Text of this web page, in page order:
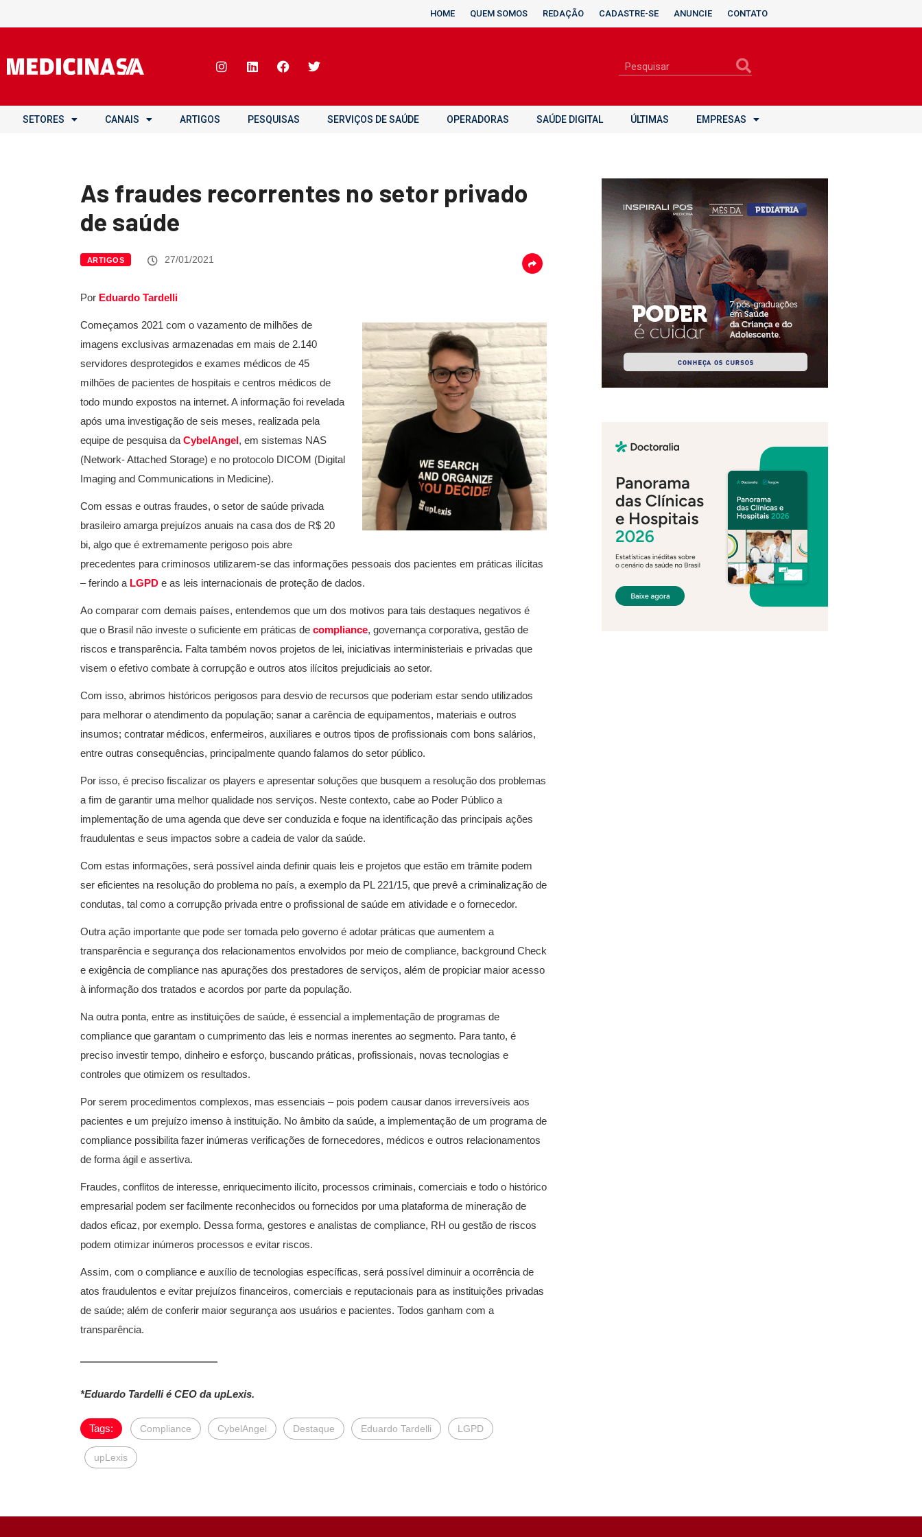
HOME QUEM SOMOS REDAÇÃO CADASTRE-SE ANUNCIE CONTATO
SETORES CANAIS ARTIGOS PESQUISAS SERVIÇOS DE SAÚDE OPERADORAS SAÚDE DIGITAL ÚLTIMAS EMPRESAS
As fraudes recorrentes no setor privado
de saúde
ARTIGOS 27/01/2021
Por Eduardo Tardelli
Começamos 2021 com o vazamento de milhões de
imagens exclusivas armazenadas em mais de 2.140
servidores desprotegidos e exames médicos de 45
milhões de pacientes de hospitais e centros médicos de
todo mundo expostos na internet. A informação foi revelada
após uma investigação de seis meses, realizada pela
equipe de pesquisa da CybelAngel, em sistemas NAS
(Network- Attached Storage) e no protocolo DICOM (Digital
Imaging and Communications in Medicine).
Com essas e outras fraudes, o setor de saúde privada
brasileiro amarga prejuízos anuais na casa dos de R$ 20
bi, algo que é extremamente perigoso pois abre
precedentes para criminosos utilizarem-se das informações pessoais dos pacientes em práticas ilícitas
– ferindo a LGPD e as leis internacionais de proteção de dados.
Ao comparar com demais países, entendemos que um dos motivos para tais destaques negativos é
que o Brasil não investe o suficiente em práticas de compliance, governança corporativa, gestão de
riscos e transparência. Falta também novos projetos de lei, iniciativas interministeriais e privadas que
visem o efetivo combate à corrupção e outros atos ilícitos prejudiciais ao setor.
Com isso, abrimos históricos perigosos para desvio de recursos que poderiam estar sendo utilizados
para melhorar o atendimento da população; sanar a carência de equipamentos, materiais e outros
insumos; contratar médicos, enfermeiros, auxiliares e outros tipos de profissionais com bons salários,
entre outras consequências, principalmente quando falamos do setor público.
Por isso, é preciso fiscalizar os players e apresentar soluções que busquem a resolução dos problemas
a fim de garantir uma melhor qualidade nos serviços. Neste contexto, cabe ao Poder Público a
implementação de uma agenda que deve ser conduzida e foque na identificação das principais ações
fraudulentas e seus impactos sobre a cadeia de valor da saúde.
Com estas informações, será possível ainda definir quais leis e projetos que estão em trâmite podem
ser eficientes na resolução do problema no país, a exemplo da PL 221/15, que prevê a criminalização de
condutas, tal como a corrupção privada entre o profissional de saúde em atividade e o fornecedor.
Outra ação importante que pode ser tomada pelo governo é adotar práticas que aumentem a
transparência e segurança dos relacionamentos envolvidos por meio de compliance, background Check
e exigência de compliance nas apurações dos prestadores de serviços, além de propiciar maior acesso
à informação dos tratados e acordos por parte da população.
Na outra ponta, entre as instituições de saúde, é essencial a implementação de programas de
compliance que garantam o cumprimento das leis e normas inerentes ao segmento. Para tanto, é
preciso investir tempo, dinheiro e esforço, buscando práticas, profissionais, novas tecnologias e
controles que otimizem os resultados.
Por serem procedimentos complexos, mas essenciais – pois podem causar danos irreversíveis aos
pacientes e um prejuízo imenso à instituição. No âmbito da saúde, a implementação de um programa de
compliance possibilita fazer inúmeras verificações de fornecedores, médicos e outros relacionamentos
de forma ágil e assertiva.
Fraudes, conflitos de interesse, enriquecimento ilícito, processos criminais, comerciais e todo o histórico
empresarial podem ser facilmente reconhecidos ou fornecidos por uma plataforma de mineração de
dados eficaz, por exemplo. Dessa forma, gestores e analistas de compliance, RH ou gestão de riscos
podem otimizar inúmeros processos e evitar riscos.
Assim, com o compliance e auxílio de tecnologias específicas, será possível diminuir a ocorrência de
atos fraudulentos e evitar prejuízos financeiros, comerciais e reputacionais para as instituições privadas
de saúde; além de conferir maior segurança aos usuários e pacientes. Todos ganham com a
transparência.
*Eduardo Tardelli é CEO da upLexis.
Tags: Compliance CybelAngel Destaque Eduardo Tardelli LGPD
upLexis